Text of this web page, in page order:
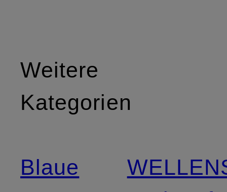
Weitere
Kategorien
Blaue